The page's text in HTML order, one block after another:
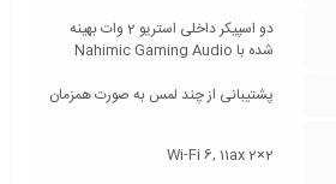
دو اسپیکر داخلی استریو 2 وات بهینه
شده با Nahimic Gaming Audio
پشتیبانی از چند لمس به صورت همزمان
Wi-Fi 6, 11ax 2×2